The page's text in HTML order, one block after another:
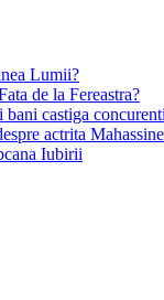
Lumii?
de la Fereastra?
bani castiga
actrita
Iubirii